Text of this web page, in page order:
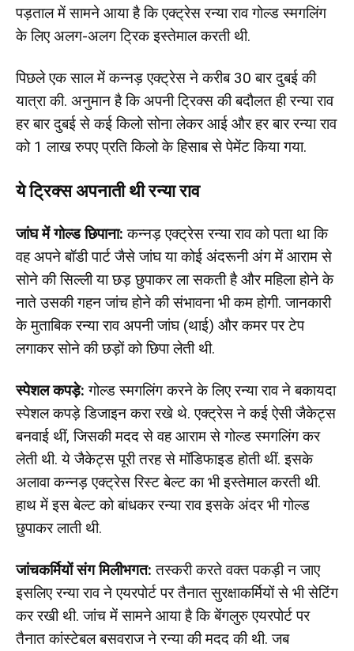
पड़ताल में सामने आया है कि एक्ट्रेस रन्या राव गोल्ड स्मगलिंग
के लिए अलग-अलग ट्रिक इस्तेमाल करती थी.
पिछले एक साल में कन्नड़ एक्ट्रेस ने करीब 30 बार दुबई की
यात्रा की. अनुमान है कि अपनी ट्रिक्स की बदौलत ही रन्या राव
हर बार दुबई से कई किलो सोना लेकर आई और हर बार रन्या राव
को 1 लाख रुपए प्रति किलो के हिसाब से पेमेंट किया गया.
ये ट्रिक्स अपनाती थी रन्या राव
जांघ में गोल्ड छिपाना: कन्नड़ एक्ट्रेस रन्या राव को पता था कि
वह अपने बॉडी पार्ट जैसे जांघ या कोई अंदरूनी अंग में आराम से
सोने की सिल्ली या छड़ छुपाकर ला सकती है और महिला होने के
नाते उसकी गहन जांच होने की संभावना भी कम होगी. जानकारी
के मुताबिक रन्या राव अपनी जांघ (थाई) और कमर पर टेप
लगाकर सोने की छड़ों को छिपा लेती थी.
स्पेशल कपड़े: गोल्ड स्मगलिंग करने के लिए रन्या राव ने बकायदा
स्पेशल कपड़े डिजाइन करा रखे थे. एक्ट्रेस ने कई ऐसी जैकेट्स
बनवाई थीं, जिसकी मदद से वह आराम से गोल्ड स्मगलिंग कर
लेती थी. ये जैकेट्स पूरी तरह से मॉडिफाइड होती थीं. इसके
अलावा कन्नड़ एक्ट्रेस रिस्ट बेल्ट का भी इस्तेमाल करती थी.
हाथ में इस बेल्ट को बांधकर रन्या राव इसके अंदर भी गोल्ड
छुपाकर लाती थी.
जांचकर्मियों संग मिलीभगत: तस्करी करते वक्त पकड़ी न जाए
इसलिए रन्या राव ने एयरपोर्ट पर तैनात सुरक्षाकर्मियों से भी सेटिंग
कर रखी थी. जांच में सामने आया है कि बेंगलुरु एयरपोर्ट पर
तैनात कांस्टेबल बसवराज ने रन्या की मदद की थी. जब